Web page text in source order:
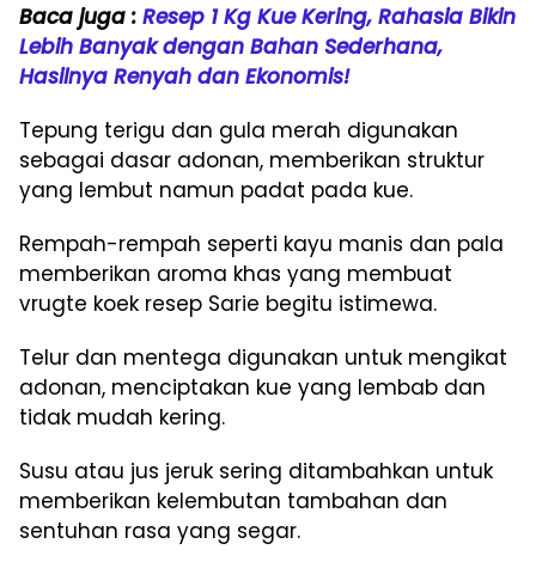
Baca juga : Resep 1 Kg Kue Kering, Rahasia Bikin
Lebih Banyak dengan Bahan Sederhana,
Hasilnya Renyah dan Ekonomis!
Tepung terigu dan gula merah digunakan
sebagai dasar adonan, memberikan struktur
yang lembut namun padat pada kue.
Rempah-rempah seperti kayu manis dan pala
memberikan aroma khas yang membuat
vrugte koek resep Sarie begitu istimewa.
Telur dan mentega digunakan untuk mengikat
adonan, menciptakan kue yang lembab dan
tidak mudah kering.
Susu atau jus jeruk sering ditambahkan untuk
memberikan kelembutan tambahan dan
sentuhan rasa yang segar.